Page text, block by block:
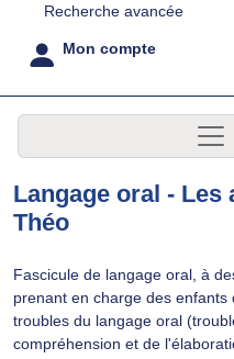
Recherche avancée
Mon compte
Langage oral - Les
Théo
Fascicule de langage oral, à
prenant en charge des
troubles du langage oral
compréhension et de